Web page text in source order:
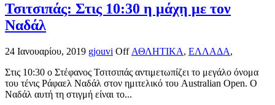
Τσιτσιπάς: Στις 10:30 η μάχη με τον
Ναδάλ
24 Ιανουαρίου, 2019 gjouvi Off ΑΘΛΗΤΙΚΑ, ΕΛΛΑΔΑ,
Στις 10:30 ο Στέφανος Τσιτσιπάς αντιμετωπίζει το μεγάλο όνομα
του τένις Ράφαελ Ναδάλ στον ημιτελικό του Australian Open. Ο
Ναδάλ αυτή τη στιγμή είναι το...